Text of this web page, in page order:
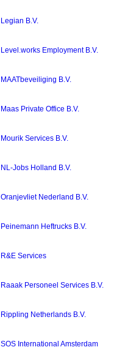
Legian B.V.
Level.works Employment B.V.
MAATbeveiliging B.V.
Maas Private Office B.V.
Mourik Services B.V.
NL-Jobs Holland B.V.
Oranjevliet Nederland B.V.
Peinemann Heftrucks B.V.
R&E Services
Raaak Personeel Services B.V.
Rippling Netherlands B.V.
SOS International Amsterdam